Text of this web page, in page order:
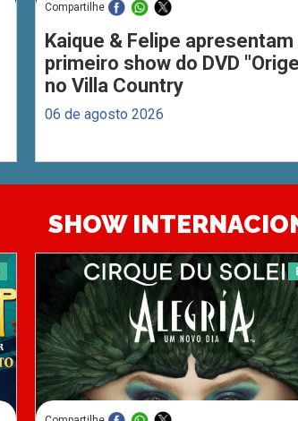
Compartilhe
Kaique & Felipe apresentam
primeiro show do DVD
no Villa Country
06 de agosto 2026
SHOW